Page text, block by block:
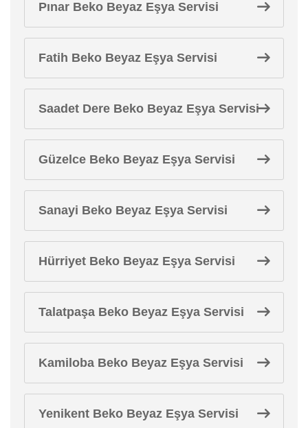
Pınar Beko Beyaz Eşya Servisi
Fatih Beko Beyaz Eşya Servisi
Saadet Dere Beko Beyaz Eşya Servisi
Güzelce Beko Beyaz Eşya Servisi
Sanayi Beko Beyaz Eşya Servisi
Hürriyet Beko Beyaz Eşya Servisi
Talatpaşa Beko Beyaz Eşya Servisi
Kamiloba Beko Beyaz Eşya Servisi
Yenikent Beko Beyaz Eşya Servisi